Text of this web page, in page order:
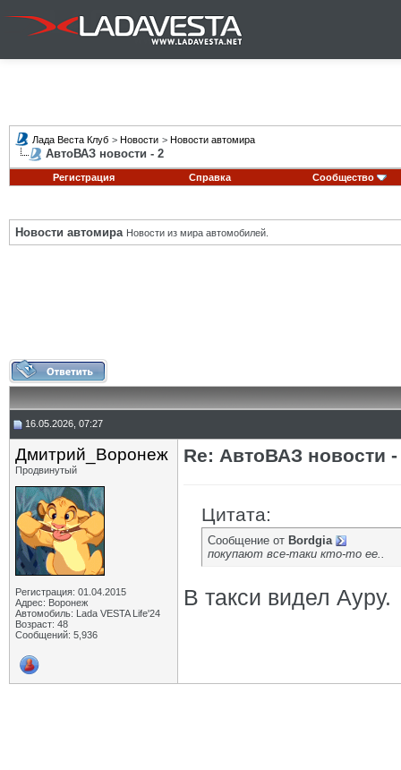
Лада Веста Клуб > Новости > Новости автомира
АвтоВАЗ новости - 2
Регистрация Справка Сообщество
Новости автомира Новости из мира автомобилей.
16.05.2026, 07:27
Дмитрий_Воронеж
Продвинутый
Регистрация: 01.04.2015
Адрес: Воронеж
Автомобиль: Lada VESTA Life'24
Возраст: 48
Сообщений: 5,936
Re: АвтоВАЗ новости -
Цитата:
Сообщение от Bordgia
покупают все-таки кто-то ее..
В такси видел Ауру.